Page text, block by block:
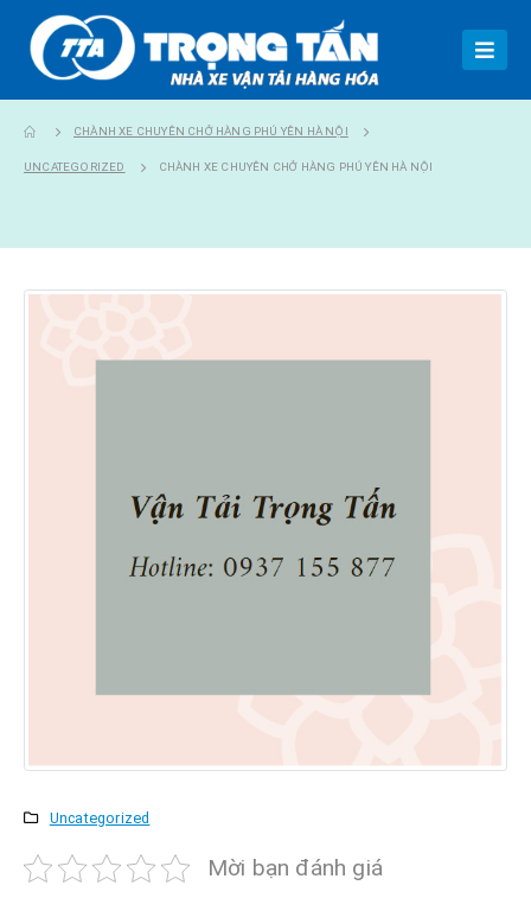
CHÀNH XE CHUYÊN CHỞ HÀNG PHÚ YÊN HÀ NỘI
UNCATEGORIZED CHÀNH XE CHUYÊN CHỞ HÀNG PHÚ YÊN HÀ NỘI
Uncategorized
Mời bạn đánh giá